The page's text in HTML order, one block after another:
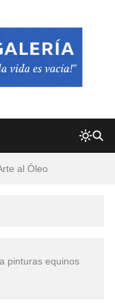
al Óleo
pinturas equinos